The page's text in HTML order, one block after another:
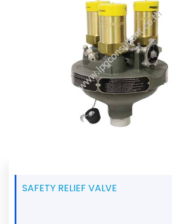
SAFETY RELIEF VALVE